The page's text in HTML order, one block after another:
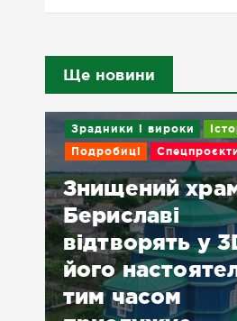
Ще новини
Зрадники і вироки
Подробиці
Знищений
Бериславі
відтворять у
його
тим часом